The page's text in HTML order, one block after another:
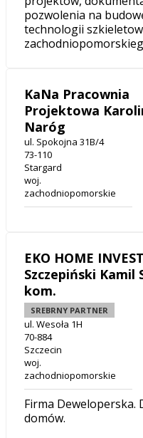
pozwolenia na
technologii
KaNa Pracownia
Projektowa
Naróg
ul. Spokojna 31B/4
73-110
Stargard
woj.
zachodniopomorskie
EKO HOME INVEST
Szczepiński Kamil
kom.
SREBRNY PARTNER
ul. Wesoła 1H
70-884
Szczecin
woj.
zachodniopomorskie
Firma Deweloperska.
domów.